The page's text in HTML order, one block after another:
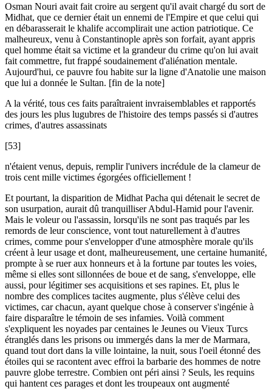
Osman Nouri avait fait croire au sergent qu'il avait chargé du sort de
Midhat, que ce dernier était un ennemi de l'Empire et que celui qui
en débarasserait le khalife accomplirait une action patriotique. Ce
malheureux, venu à Constantinople après son forfait, ayant appris
quel homme était sa victime et la grandeur du crime qu'on lui avait
fait commettre, fut frappé soudainement d'aliénation mentale.
Aujourd'hui, ce pauvre fou habite sur la ligne d'Anatolie une maison
que lui a donnée le Sultan. [fin de la note]
A la vérité, tous ces faits paraîtraient invraisemblables et rapportés
des jours les plus lugubres de l'histoire des temps passés si d'autres
crimes, d'autres assassinats
[53]
n'étaient venus, depuis, remplir l'univers incrédule de la clameur de
trois cent mille victimes égorgées officiellement !
Et pourtant, la disparition de Midhat Pacha qui détenait le secret de
son usurpation, aurait dû tranquilliser Abdul-Hamid pour l'avenir.
Mais le voleur ou l'assassin, lorsqu'ils ne sont pas traqués par les
remords de leur conscience, vont tout naturellement à d'autres
crimes, comme pour s'envelopper d'une atmosphère morale qu'ils
créent à leur usage et dont, malheureusement, une certaine humanité,
prompte à se ruer aux honneurs et à la fortune par toutes les voies,
même si elles sont sillonnées de boue et de sang, s'enveloppe, elle
aussi, pour légitimer ses acquisitions et ses rapines. Et, plus le
nombre des complices tacites augmente, plus s'élève celui des
victimes, car chacun, ayant quelque chose à conserver s'ingénie à
faire disparaître le témoin de ses infamies. Voilà comment
s'expliquent les noyades par centaines le Jeunes ou Vieux Turcs
étranglés dans les prisons ou immergés dans la mer de Marmara,
quand tout dort dans la ville lointaine, la nuit, sous l'oeil étonné des
étoiles qui se racontent avec effroi la barbarie des hommes de notre
pauvre globe terrestre. Combien ont péri ainsi ? Seuls, les requins
qui hantent ces parages et dont les troupeaux ont augmenté